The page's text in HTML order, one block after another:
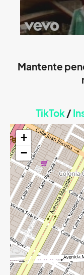
Mantente
TikTok/
+
−